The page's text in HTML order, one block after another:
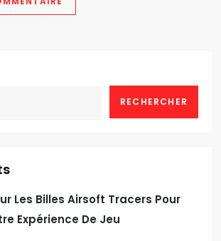
RECHERCHER
Les Billes Airsoft Tracers Pour
Expérience De Jeu